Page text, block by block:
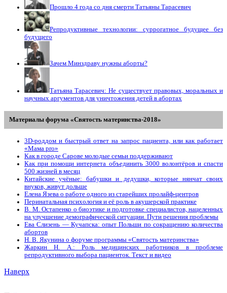
Прошло 4 года со дня смерти Татьяны Тарасевич
Репродуктивные технологии: суррогатное будущее без
будущего
Зачем Минздраву нужны аборты?
Татьяна Тарасевич: Не существует правовых, моральных и
научных аргументов для уничтожения детей в абортах
Материалы форума «Святость материнства-2018»
3D-роддом и быстрый ответ на запрос пациента, или как работает
«Мама prо»
Как в городе Сарове молодые семьи поддерживают
Как при помощи интернета объединить 3000 волонтёров и спасти
500 жизней в месяц
Китайские учёные: бабушки и дедушки, которые нянчат своих
внуков, живут дольше
Елена Язева о работе одного из старейших пролайф-центров
Перинатальная психология и её роль в акушерской практике
В. М. Остапенко о биоэтике и подготовке специалистов, нацеленных
на улучшение демографической ситуации. Пути решения проблемы
Ева Слизень — Кучапска: опыт Польши по сокращению количества
абортов
Н. В. Якунина о форуме программы «Святость материнства»
Жаркин Н. А.: Роль медицинских работников в проблеме
репродуктивного выбора пациенток. Tекст и видео
Наверх